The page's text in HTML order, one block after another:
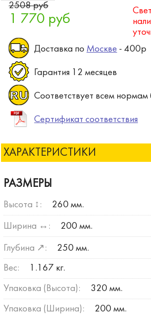
2508 руб
1 770 руб
Доставка по Москве - 400р
Гарантия 12 месяцев
Соответствует всем нормам
Сертификат соответствия
ХАРАКТЕРИСТИКИ
РАЗМЕРЫ
Высота ↕: 260 мм.
Ширина ↔: 200 мм.
Глубина ↗: 250 мм.
Вес: 1.167 кг.
Упаковка (Высота): 320 мм.
Упаковка (Ширина): 200 мм.